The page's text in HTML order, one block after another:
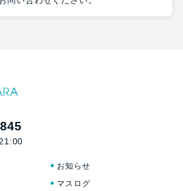
お知らせ
マスログ